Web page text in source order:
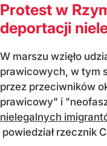
Protest w
deportacji
W marszu wzięło
prawicowych, w tym
przez przeciwników
prawicowy" i
nielegalnych
powiedział rzecznik